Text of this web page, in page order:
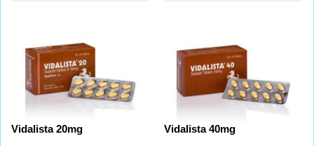
Vidalista 20mg Vidalista 40mg